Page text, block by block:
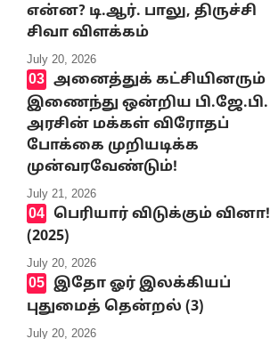
என்ன? டி.ஆர். பாலு, திருச்சி
சிவா விளக்கம்
July 20, 2026
அனைத்துக் கட்சியினரும்
இணைந்து ஒன்றிய பி.ஜே.பி.
அரசின் மக்கள் விரோதப்
போக்கை முறியடிக்க
முன்வரவேண்டும்!
July 21, 2026
பெரியார் விடுக்கும் வினா!
(2025)
July 20, 2026
இதோ ஓர் இலக்கியப்
புதுமைத் தென்றல் (3)
July 20, 2026